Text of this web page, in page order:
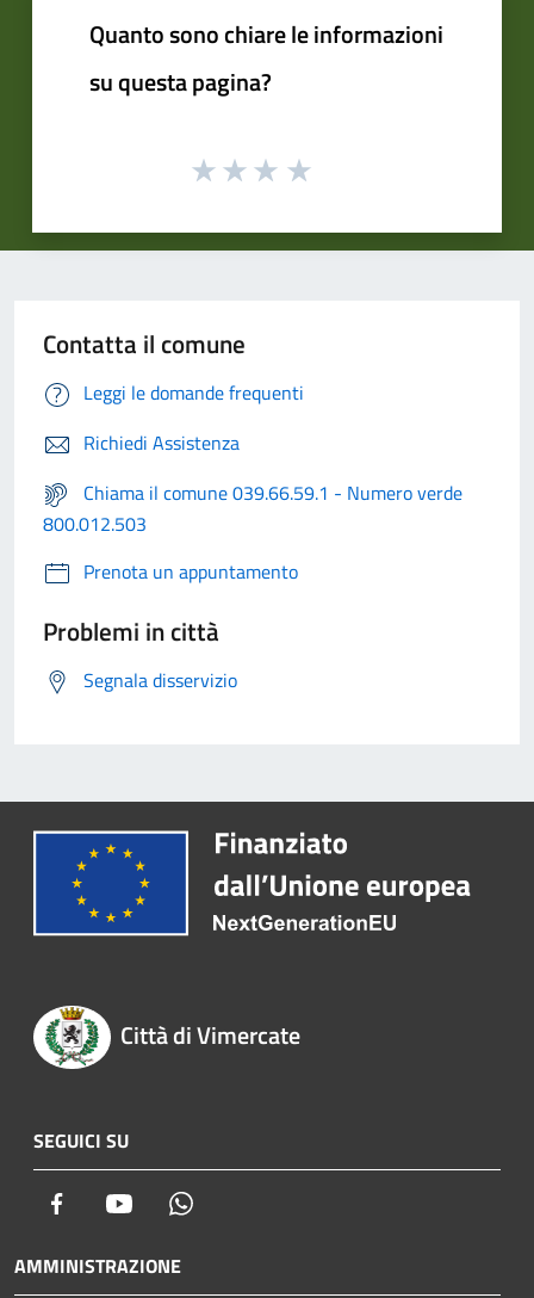
Quanto sono chiare le informazioni
su questa pagina?
Contatta il comune
Leggi le domande frequenti
Richiedi Assistenza
Chiama il comune 039.66.59.1 - Numero verde
800.012.503
Prenota un appuntamento
Problemi in città
Segnala disservizio
Città di Vimercate
SEGUICI SU
Facebook Youtube
AMMINISTRAZIONE